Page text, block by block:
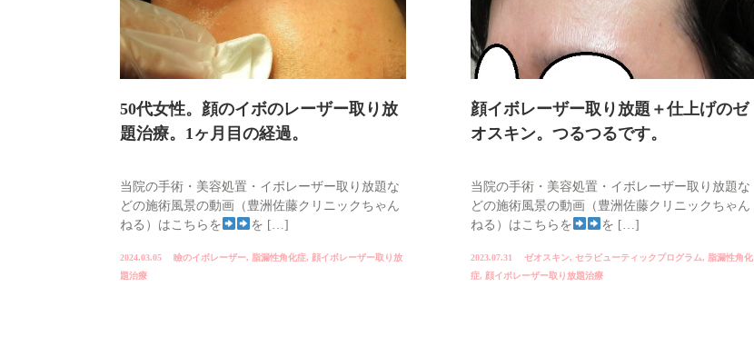
50代女性。顔のイボのレーザー取り放
題治療。1ヶ月目の経過。
当院の手術・美容処置・イボレーザー取り放題な
どの施術風景の動画（豊洲佐藤クリニックちゃん
ねる）はこちらを
を […]
2024.03.05 瞼のイボレーザー, 脂漏性角化症, 顔イボレーザー取り放
題治療
顔イボレーザー取り放題＋仕上げのゼ
オスキン。つるつるです。
当院の手術・美容処置・イボレーザー取り放題な
どの施術風景の動画（豊洲佐藤クリニックちゃん
ねる）はこちらを
を […]
2023.07.31 ゼオスキン, セラピューティックプログラム, 脂漏性角化
症, 顔イボレーザー取り放題治療